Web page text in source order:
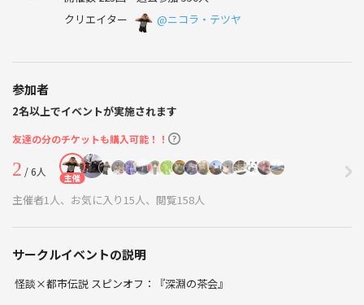
クリエイター
@ニコラ・テツヤ
参加者
2名以上でイベントが実施されます
友達の分のチケットも購入可能！！
2 / 6人 主催
主催者1人、お気に入り15人、閲覧158人
サークルイベントの説明
️‍️ 怪談×都市伝説 スピンオフ：『深淵の茶会』 ️‍️